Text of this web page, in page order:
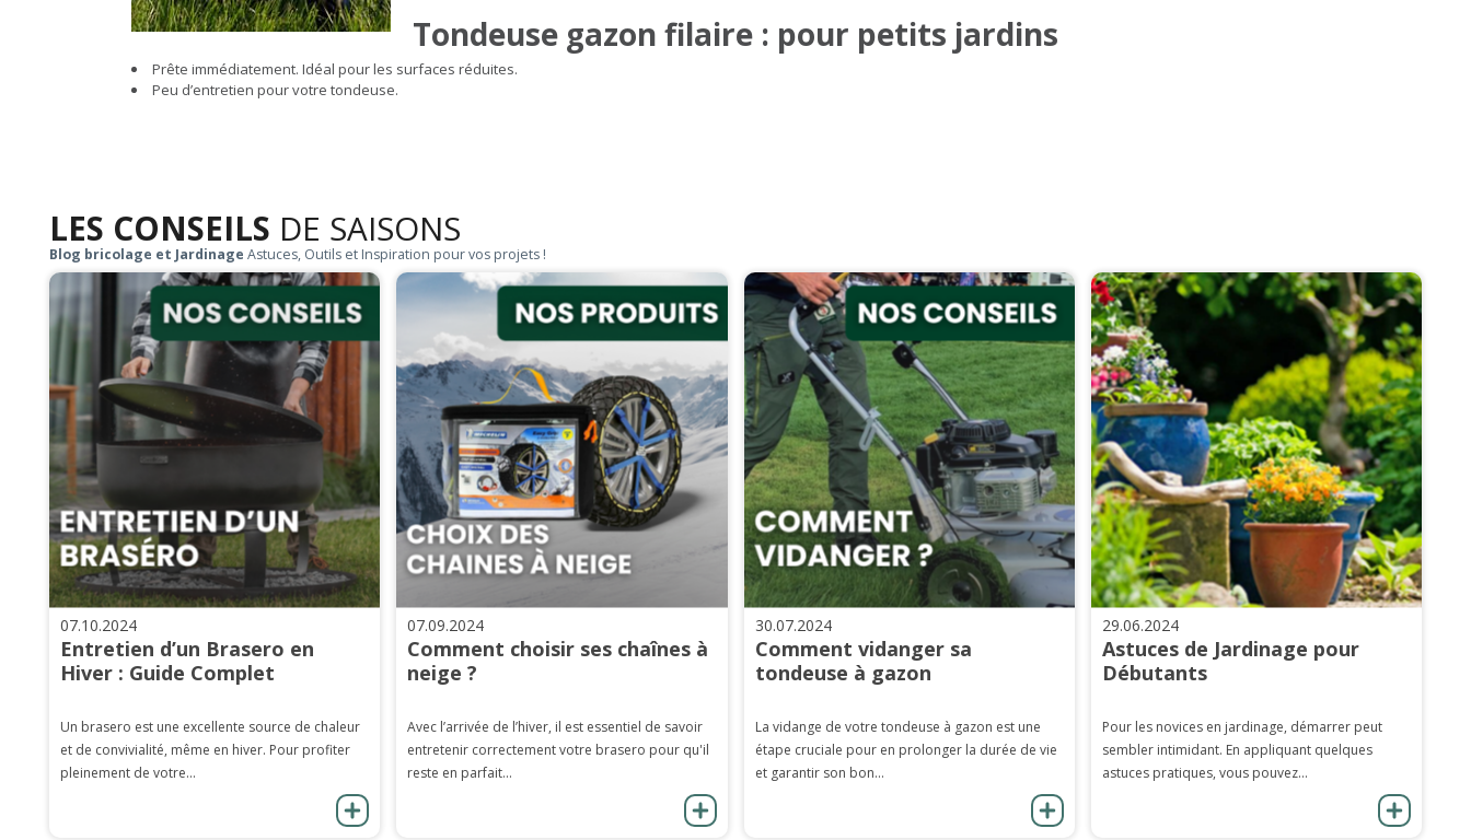
Tondeuse gazon filaire : pour petits jardins
Prête immédiatement. Idéal pour les surfaces réduites.
Peu d’entretien pour votre tondeuse.
LES CONSEILS DE SAISONS
Blog bricolage et Jardinage Astuces, Outils et Inspiration pour vos projets !
07.10.2024
Entretien d’un Brasero en
Hiver : Guide Complet
Un brasero est une excellente source de chaleur
et de convivialité, même en hiver. Pour profiter
pleinement de votre...
07.09.2024
Comment choisir ses chaînes à
neige ?
Avec l’arrivée de l’hiver, il est essentiel de savoir
entretenir correctement votre brasero pour qu'il
reste en parfait...
30.07.2024
Comment vidanger sa
tondeuse à gazon
La vidange de votre tondeuse à gazon est une
étape cruciale pour en prolonger la durée de vie
et garantir son bon...
29.06.2024
Astuces de Jardinage pour
Débutants
Pour les novices en jardinage, démarrer peut
sembler intimidant. En appliquant quelques
astuces pratiques, vous pouvez...